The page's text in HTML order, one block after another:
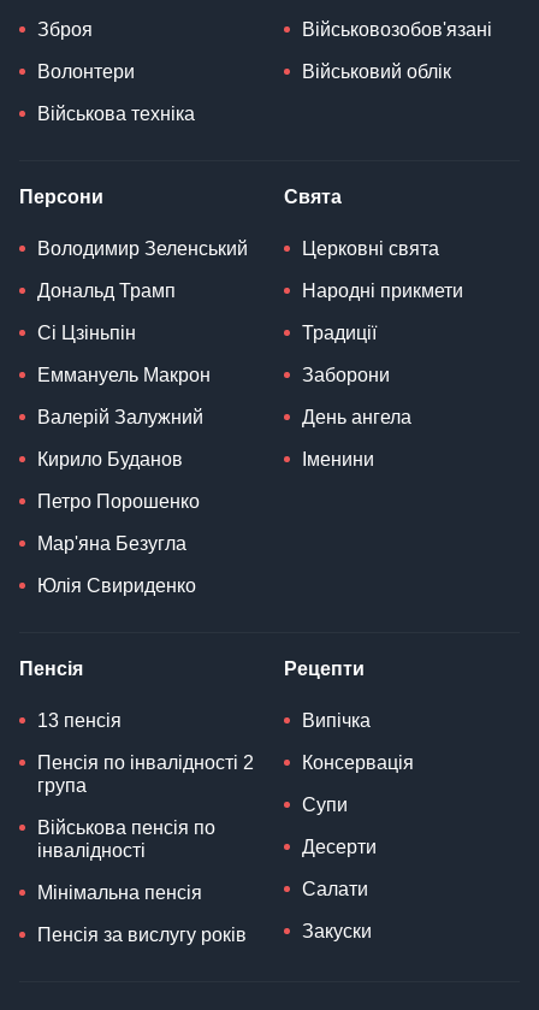
Зброя
Волонтери
Військова техніка
Військовозобов'язані
Військовий облік
Персони
Володимир Зеленський
Дональд Трамп
Сі Цзіньпін
Еммануель Макрон
Валерій Залужний
Кирило Буданов
Петро Порошенко
Мар'яна Безугла
Юлія Свириденко
Свята
Церковні свята
Народні прикмети
Традиції
Заборони
День ангела
Іменини
Пенсія
13 пенсія
Пенсія по інвалідності 2
група
Військова пенсія по
інвалідності
Мінімальна пенсія
Пенсія за вислугу років
Рецепти
Випічка
Консервація
Супи
Десерти
Салати
Закуски